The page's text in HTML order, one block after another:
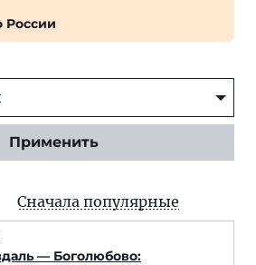
России
Применить
Сначала популярные
— Боголюбово: